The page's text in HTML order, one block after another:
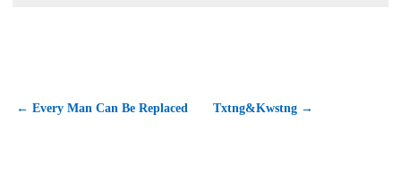
← Every Man Can Be Replaced Txtng&Kwstng →